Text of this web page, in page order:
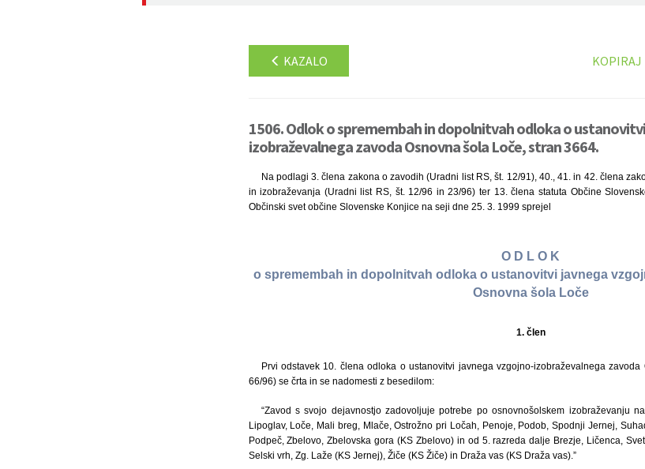
KAZALO KOPIRAJ
1506. Odlok o spremembah in dopolnitvah odloka o
izobraževalnega zavoda Osnovna šola Loče, stran 3664.
Na podlagi 3. člena zakona o zavodih (Uradni list RS, št. 12/91), 40., 41. in 42. člena
in izobraževanja (Uradni list RS, št. 12/96 in 23/96) ter 13. člena statuta Občine
Občinski svet občine Slovenske Konjice na seji dne 25. 3. 1999 sprejel
O D L O K
o spremembah in dopolnitvah odloka o ustanovitvi javnega
Osnovna šola Loče
1. člen
Prvi odstavek 10. člena odloka o ustanovitvi javnega vzgojno-izobraževalnega
66/96) se črta in se nadomesti z besedilom:
“Zavod s svojo dejavnostjo zadovoljuje potrebe po osnovnošolskem izobraževanju
Lipoglav, Loče, Mali breg, Mlače, Ostrožno pri Ločah, Penoje, Podob, Spodnji Jernej,
Podpeč, Zbelovo, Zbelovska gora (KS Zbelovo) in od 5. razreda dalje Brezje, Ličenca,
Selski vrh, Zg. Laže (KS Jernej), Žiče (KS Žiče) in Draža vas (KS Draža vas).”